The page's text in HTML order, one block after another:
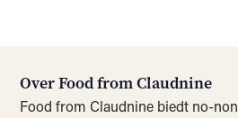
Over Food from Claudnine
Food from Claudnine biedt no-